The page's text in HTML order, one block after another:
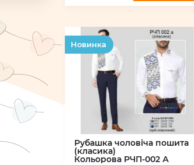
Hовинка
Рубашка чоловіча пошита
(класика)
Кольорова РЧП-002 А